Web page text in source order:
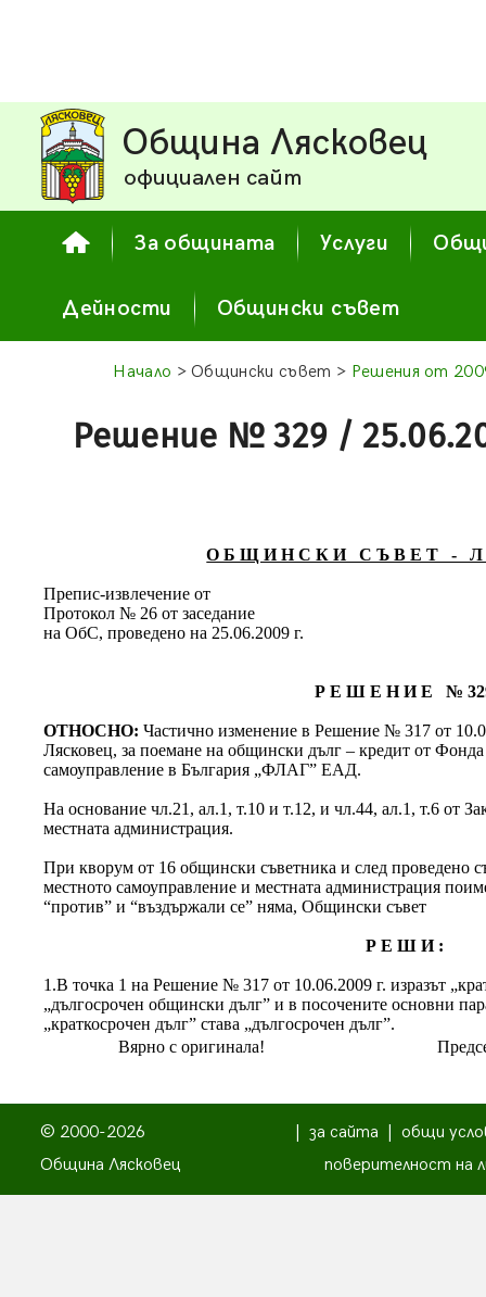
Община Лясковец
официален сайт
За общината Услуги
Дейности Общински съвет
Начало > Общински съвет > Решения от
Решение № 329 /
О Б Щ И Н С К И С Ъ В Е Т - Л
Препис-извлечение от
Протокол № 26 от заседание
на ОбС, проведено на 25.06.2009 г.
Р Е Ш Е Н И Е №
ОТНОСНО:Частично изменение в Решение № 317 от
Лясковец, за поемане на общински дълг – кредит от Фонда
самоуправление в България „ФЛАГ” ЕАД.
На основание чл.21, ал.1, т.10 и т.12, и чл.44, ал.1, т.6 от
местната администрация.
При кворум от 16 общински съветника и след проведено
местното самоуправление и местната администрация
“против” и “въздържали се” няма, Общински съвет
Р Е Ш И :
1.В точка 1 на Решение № 317 от 10.06.2009 г. изразът
„дългосрочен общински дълг” и в посочените основни
„краткосрочен дълг” става „дългосрочен дълг”.
Вярно с оригинала!
© 2000-2026
Община Лясковец
за сайта
общи
поверителност на